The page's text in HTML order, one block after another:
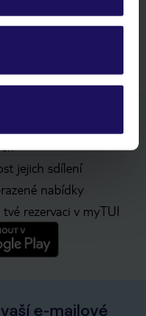
naleznete v
jejich sdílení
nabídky
rezervaci v myTUI
e-mailové